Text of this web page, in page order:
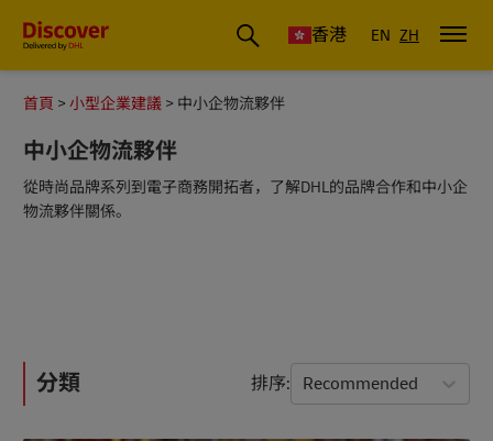
香港 EN ZH
首頁 小型企業建議 中小企物流夥伴
中小企物流夥伴
從時尚品牌系列到電子商務開拓者，了解DHL的品牌合作和中小企
物流夥伴關係。
分類 排序 Recommended